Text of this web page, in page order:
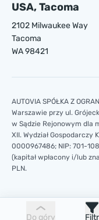
Do góry Filtr
USA, Tacoma
2102 Milwaukee Way
Tacoma
WA 98421
AUTOVIA SPÓŁKA Z
Warszawie przy ul.
w Sądzie Rejonowym dla
XII. Wydział Gospodarczy
0000967486; NIP: 701-
(kapitał wpłacony i/lub
PLN.